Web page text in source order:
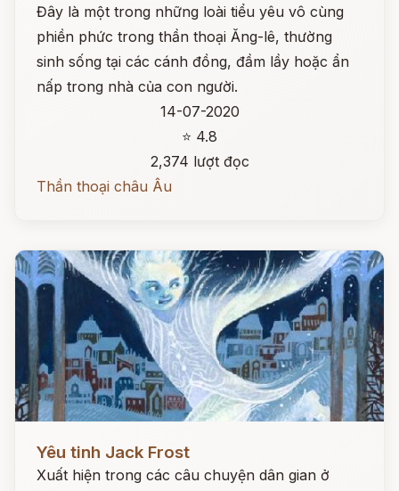
Đây là một trong những loài tiểu yêu vô cùng
phiền phức trong thần thoại Ăng-lê, thường
sinh sống tại các cánh đồng, đầm lầy hoặc ẩn
nấp trong nhà của con người.
14-07-2020
⭐ 4.8
2,374 lượt đọc
Thần thoại châu Âu
Yêu tinh Jack Frost
Xuất hiện trong các câu chuyện dân gian ở